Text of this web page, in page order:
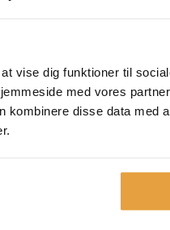
vise dig funktioner til
med vores
disse data med